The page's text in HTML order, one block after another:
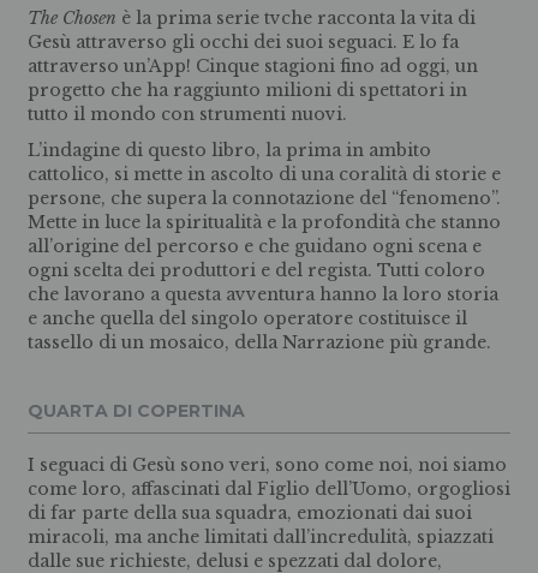
The Chosen è la prima serie tvche racconta la vita di
Gesù attraverso gli occhi dei suoi seguaci. E lo fa
attraverso un’App! Cinque stagioni fino ad oggi, un
progetto che ha raggiunto milioni di spettatori in
tutto il mondo con strumenti nuovi.
L’indagine di questo libro, la prima in ambito
cattolico, si mette in ascolto di una coralità di storie e
persone, che supera la connotazione del “fenomeno”.
Mette in luce la spiritualità e la profondità che stanno
all’origine del percorso e che guidano ogni scena e
ogni scelta dei produttori e del regista. Tutti coloro
che lavorano a questa avventura hanno la loro storia
e anche quella del singolo operatore costituisce il
tassello di un mosaico, della Narrazione più grande.
QUARTA DI COPERTINA
I seguaci di Gesù sono veri, sono come noi, noi siamo
come loro, affascinati dal Figlio dell’Uomo, orgogliosi
di far parte della sua squadra, emozionati dai suoi
miracoli, ma anche limitati dall’incredulità, spiazzati
dalle sue richieste, delusi e spezzati dal dolore,